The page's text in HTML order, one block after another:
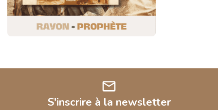
mail
S'inscrire à la newsletter